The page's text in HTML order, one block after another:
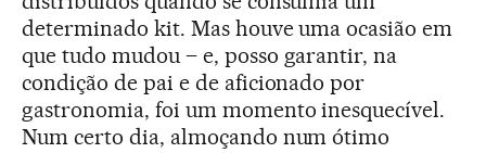
determinado kit. Mas houve uma ocasião em
que tudo mudou – e, posso garantir, na
condição de pai e de aficionado por
gastronomia, foi um momento inesquecível.
Num certo dia, almoçando num ótimo